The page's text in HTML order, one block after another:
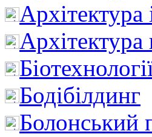
Архітектура
Бодібілдинг
Болонський